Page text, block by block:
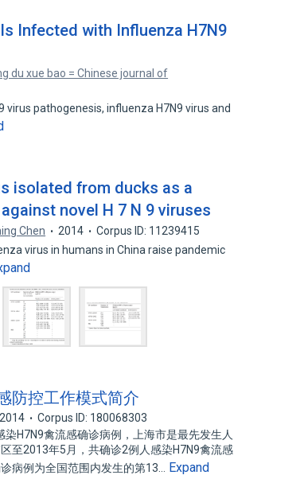
Infected with Influenza H7N9
du xue bao = Chinese journal of
pathogenesis, influenza H7N9 virus and
isolated from ducks as a
novel H 7 N 9 viruses
Chen 2014
Corpus ID: 11239415
virus in humans in China raise pandemic
防控工作模式简介
2014
Corpus ID: 180068303
H7N9禽流感确诊病例，上海市是最先发生人
至2013年5月，共确诊2例人感染H7N9禽流感
病例为全国范围内发生的第13…
Expand